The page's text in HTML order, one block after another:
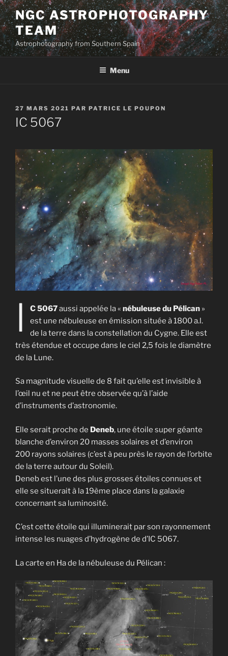
Aller
au
contenu
principal
NGC ASTROPHOTOGRAPHY
TEAM
Astrophotography from Southern Spain
Menu
PUBLIÉ
LE
27 MARS 2021 PAR PATRICE LE POUPON
IC 5067
I C 5067aussi appelée la « nébuleuse du Pélican»
est une nébuleuse en émission située à 1800 a.l.
de la terre dans la constellation du Cygne. Elle est
très étendue et occupe dans le ciel 2,5 fois le diamètre
de la Lune.
Sa magnitude visuelle de 8 fait qu’elle est invisible à
l’œil nu et ne peut être observée qu’à l’aide
d’instruments d’astronomie.
Elle serait proche de Deneb, une étoile super géante
blanche d’environ 20 masses solaires et d’environ
200 rayons solaires (c’est à peu près le rayon de l’orbite
de la terre autour du Soleil).
Deneb est l’une des plus grosses étoiles connues et
elle se situerait à la 19ème place dans la galaxie
concernant sa luminosité.
C’est cette étoile qui illuminerait par son rayonnement
intense les nuages d’hydrogène de d’IC 5067.
La carte en Ha de la nébuleuse du Pélican :